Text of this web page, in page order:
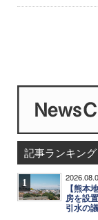
記事ランキング
1
【熊本
房を設
引水の